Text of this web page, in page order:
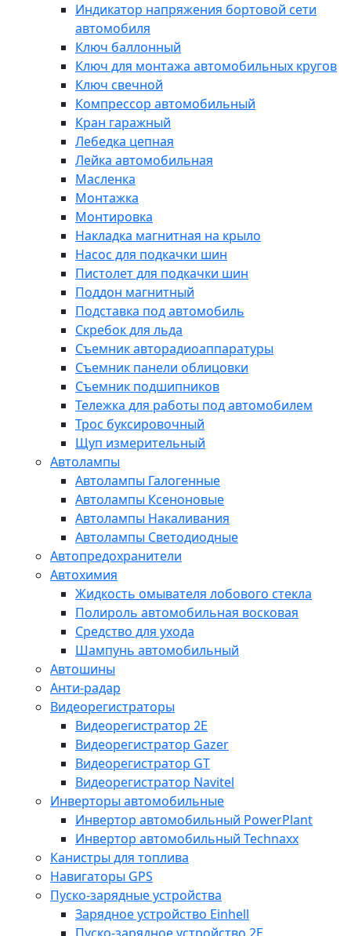
Индикатор напряжения бортовой сети
автомобиля
Ключ баллонный
Ключ для монтажа автомобильных кругов
Ключ свечной
Компрессор автомобильный
Кран гаражный
Лебедка цепная
Лейка автомобильная
Масленка
Монтажка
Монтировка
Накладка магнитная на крыло
Насос для подкачки шин
Пистолет для подкачки шин
Поддон магнитный
Подставка под автомобиль
Скребок для льда
Съемник авторадиоаппаратуры
Съемник панели облицовки
Съемник подшипников
Тележка для работы под автомобилем
Трос буксировочный
Щуп измерительный
Автолампы
Автолампы Галогенные
Автолампы Ксеноновые
Автолампы Накаливания
Автолампы Светодиодные
Автопредохранители
Автохимия
Жидкость омывателя лобового стекла
Полироль автомобильная восковая
Средство для ухода
Шампунь автомобильный
Автошины
Анти-радар
Видеорегистраторы
Видеорегистратор 2E
Видеорегистратор Gazer
Видеорегистратор GT
Видеорегистратор Navitel
Инверторы автомобильные
Инвертор автомобильный PowerPlant
Инвертор автомобильный Technaxx
Канистры для топлива
Навигаторы GPS
Пуско-зарядные устройства
Зарядное устройство Einhell